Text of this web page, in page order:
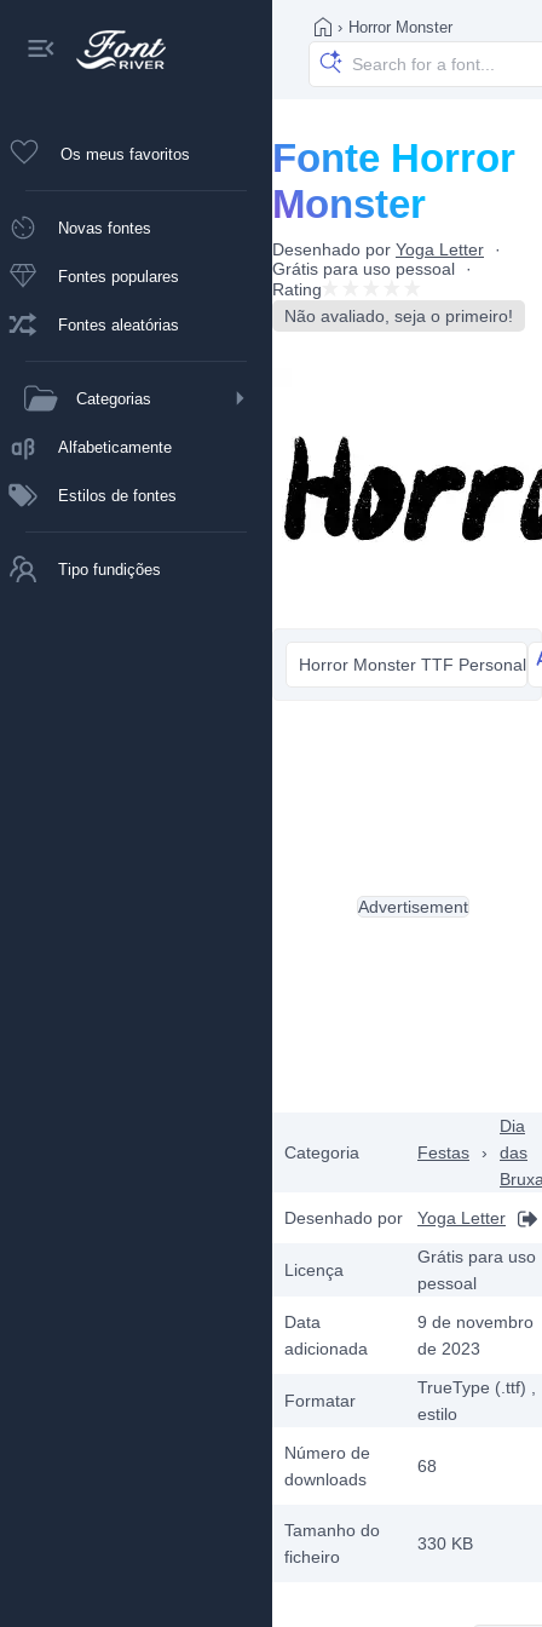
Os meus favoritos
Novas fontes
Fontes populares
Fontes aleatórias
Categorias
Alfabeticamente
Estilos de fontes
Tipo fundições
› Horror Monster
Fonte Horror
Monster
Desenhado por Yoga Letter
Grátis para uso pessoal
Rating
Não avaliado, seja o primeiro!
Horror Monster TTF
Categoria Festas ›
Dia
das
Desenhado por
Yoga Letter
Licença
Grátis para uso
pessoal
Data
adicionada
9 de novembro
de 2023
Formatar
TrueType (.ttf)
estilo
Número de
downloads
68
Tamanho do
ficheiro
330 KB
Advertisement